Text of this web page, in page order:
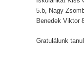
5.b, Nagy
Benedek Viktor
Gratulálunk